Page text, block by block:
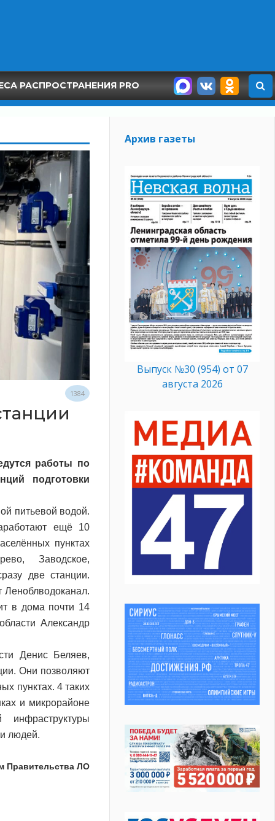
РАСПРОСТРАНЕНИЯ PRO
1384
работы по
подготовки
питьевой водой.
ещё 10
пунктах
Заводское,
две станции.
Леноблводоканал.
в дома почти 14
Александр
Денис Беляев,
Они позволяют
пунктах. 4 таких
и микрорайоне
людей.
Правительства ЛО
Архив газеты
Выпуск №30 (954) от 07
августа 2026